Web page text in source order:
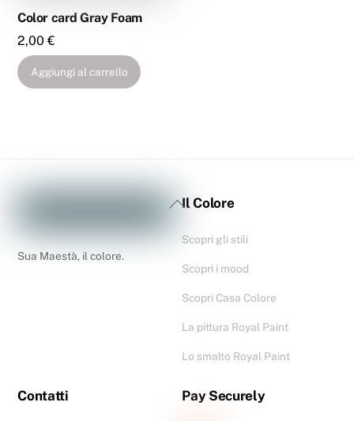
Color card Gray Foam
2,00€
Aggiungi al carrello
Sua Maestà, il colore.
Il Colore
Scopri gli stili
Scopri i mood
Scopri Casa Colore
La pittura Royal Paint
Lo smalto Royal Paint
Contatti Pay Securely